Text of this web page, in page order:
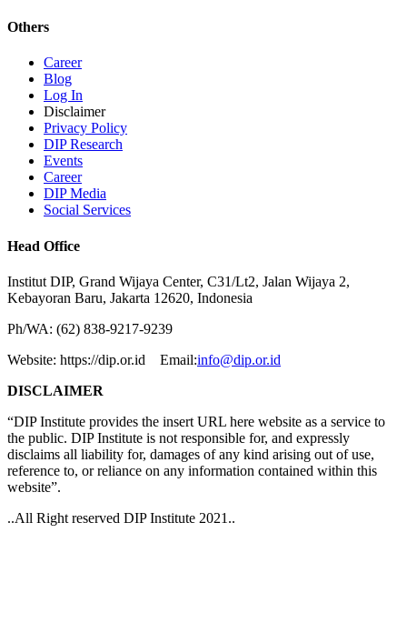
Others
Career
Blog
Log In
Disclaimer
Privacy Policy
DIP Research
Events
Career
DIP Media
Social Services
Head Office
Institut DIP, Grand Wijaya Center, C31/Lt2, Jalan Wijaya 2,
Kebayoran Baru, Jakarta 12620, Indonesia
Ph/WA: (62) 838-9217-9239
Website: https://dip.or.id Email:info@dip.or.id
DISCLAIMER
“DIP Institute provides the insert URL here website as a service to
the public. DIP Institute is not responsible for, and expressly
disclaims all liability for, damages of any kind arising out of use,
reference to, or reliance on any information contained within this
website”.
..All Right reserved DIP Institute 2021..